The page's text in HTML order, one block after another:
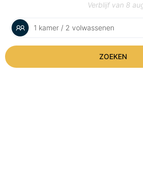
Verblijf van 8
1 kamer / 2 volwassenen